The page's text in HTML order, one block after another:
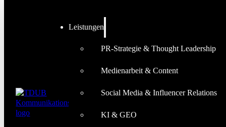
Leistungen
PR-Strategie & Thought Leadership
Medienarbeit & Content
Social Media & Influencer Relations
KI & GEO